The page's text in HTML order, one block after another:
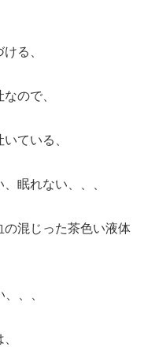
る、
ので、
ている、
眠れない、、、
混じった茶色い液体
、、